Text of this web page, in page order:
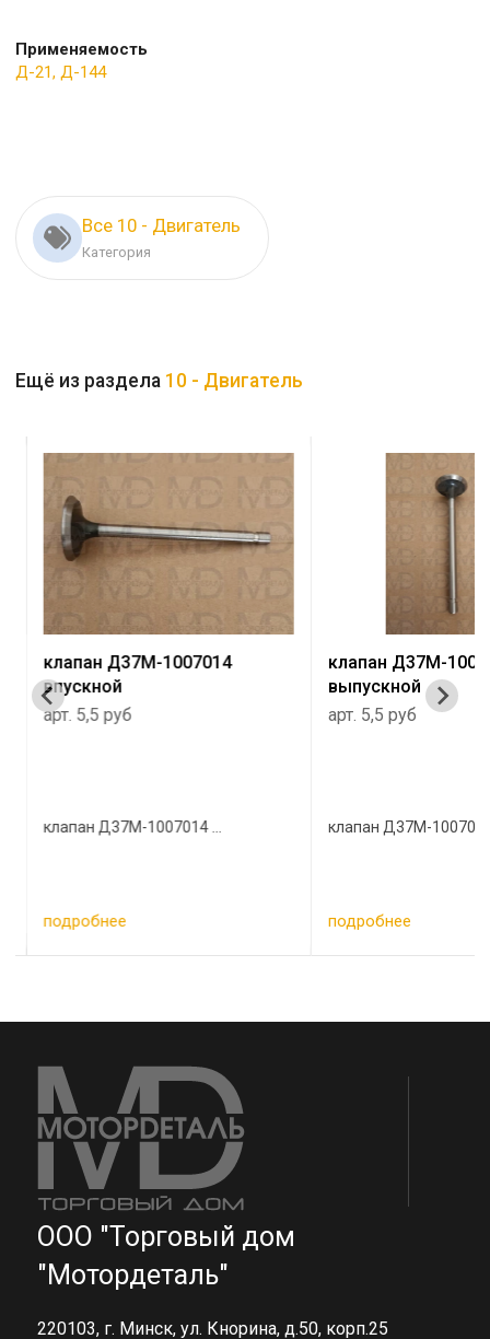
Применяемость
Д-21, Д-144
Все 10 - Двигатель
Категория
Ещё из раздела 10 - Двигатель
клапан Д37М-1007014
впускной
арт. 5,5 руб
клапан Д37М-1007014 ...
подробнее
клапан Д37М-
выпускной
арт. 5,5 руб
клапан Д37М-1007015
подробнее
ООО "Торговый дом
"Мотордеталь"
220103, г. Минск, ул. Кнорина, д.50, корп.25